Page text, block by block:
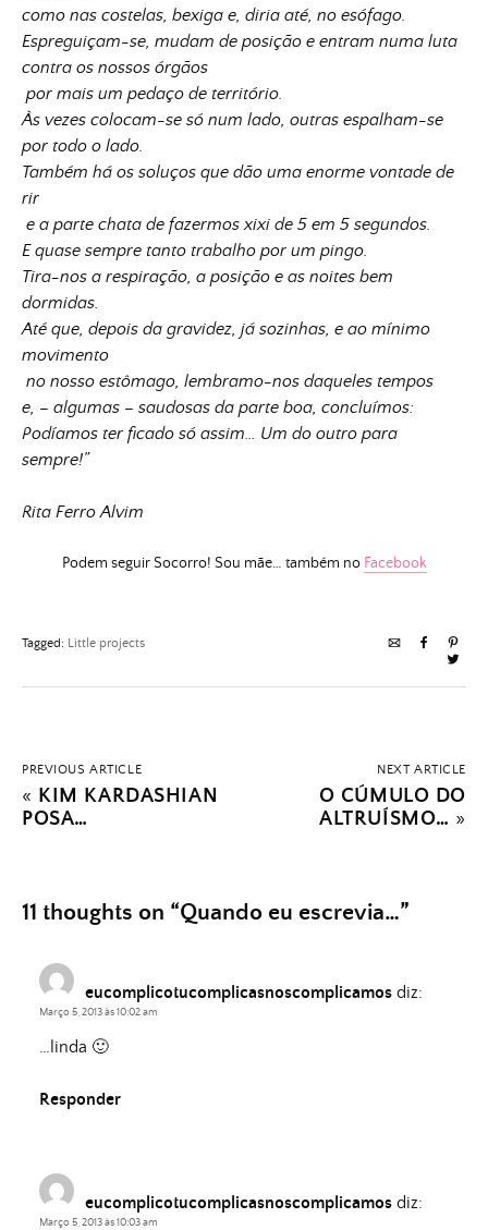
como nas costelas, bexiga e, diria até, no esófago.
Espreguiçam-se, mudam de posição e entram numa luta
contra os nossos órgãos
por mais um pedaço de território.
Às vezes colocam-se só num lado, outras espalham-se
por todo o lado.
Também há os soluços que dão uma enorme vontade de
rir
e a parte chata de fazermos xixi de 5 em 5 segundos.
E quase sempre tanto trabalho por um pingo.
Tira-nos a respiração, a posição e as noites bem
dormidas.
Até que, depois da gravidez, já sozinhas, e ao mínimo
movimento
no nosso estômago, lembramo-nos daqueles tempos
e, – algumas – saudosas da parte boa, concluímos:
Podíamos ter ficado só assim… Um do outro para
sempre!”
Rita Ferro Alvim
Podem seguir Socorro! Sou mãe… também no Facebook
Tagged: Little projects
PREVIOUS ARTICLE
« KIM KARDASHIAN
POSA…
NEXT ARTICLE
O CÚMULO DO
ALTRUÍSMO… »
11 thoughts on “Quando eu escrevia…”
eucomplicotucomplicasnoscomplicamos diz:
Março 5, 2013 às 10:02 am
…linda 🙂
Responder
eucomplicotucomplicasnoscomplicamos diz:
Março 5, 2013 às 10:03 am